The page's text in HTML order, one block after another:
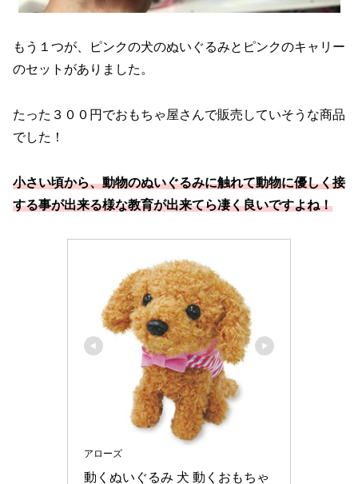
もう１つが、ピンクの犬のぬいぐるみとピンクのキャリー
のセットがありました。
たった３００円でおもちゃ屋さんで販売していそうな商品
でした！
小さい頃から、動物のぬいぐるみに触れて動物に優しく接
する事が出来る様な教育が出来てら凄く良いですよね！
アローズ
動くぬいぐるみ 犬 動くおもちゃ